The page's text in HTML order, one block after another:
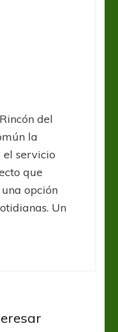
del
la
el servicio
que
opción
Un